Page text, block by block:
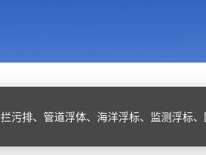
拦污排、管道浮体、海洋浮标、监测浮标